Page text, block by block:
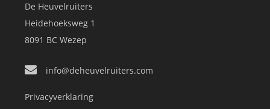
De Heuvelruiters
Heidehoeksweg 1
8091 BC Wezep
info@deheuvelruiters.com
Privacyverklaring